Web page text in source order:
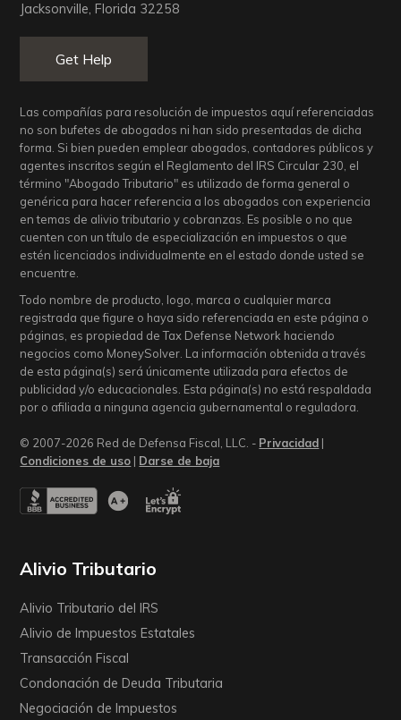
Jacksonville, Florida 32258
Get Help
Las compañías para resolución de impuestos aquí referenciadas
no son bufetes de abogados ni han sido presentadas de dicha
forma. Si bien pueden emplear abogados, contadores públicos y
agentes inscritos según el Reglamento del IRS Circular 230, el
término "Abogado Tributario" es utilizado de forma general o
genérica para hacer referencia a los abogados con experiencia
en temas de alivio tributario y cobranzas. Es posible o no que
cuenten con un título de especialización en impuestos o que
estén licenciados individualmente en el estado donde usted se
encuentre.
Todo nombre de producto, logo, marca o cualquier marca
registrada que figure o haya sido referenciada en este página o
páginas, es propiedad de Tax Defense Network haciendo
negocios como MoneySolver. La información obtenida a través
de esta página(s) será únicamente utilizada para efectos de
publicidad y/o educacionales. Esta página(s) no está respaldada
por o afiliada a ninguna agencia gubernamental o reguladora.
© 2007-2026 Red de Defensa Fiscal, LLC. - Privacidad |
Condiciones de uso | Darse de baja
Alivio Tributario
Alivio Tributario del IRS
Alivio de Impuestos Estatales
Transacción Fiscal
Condonación de Deuda Tributaria
Negociación de Impuestos